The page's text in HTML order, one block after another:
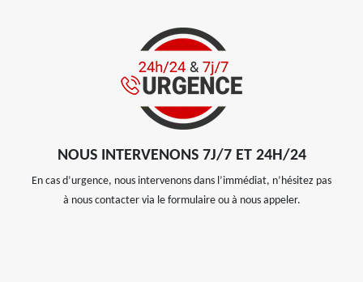
NOUS INTERVENONS 7J/7 ET 24H/24
En cas d’urgence, nous intervenons dans l’immédiat, n’hésitez pas
à nous contacter via le formulaire ou à nous appeler.